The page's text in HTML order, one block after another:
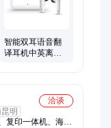
智能双耳语音翻
译耳机中英离线
洽谈
明
复印一体机、海康